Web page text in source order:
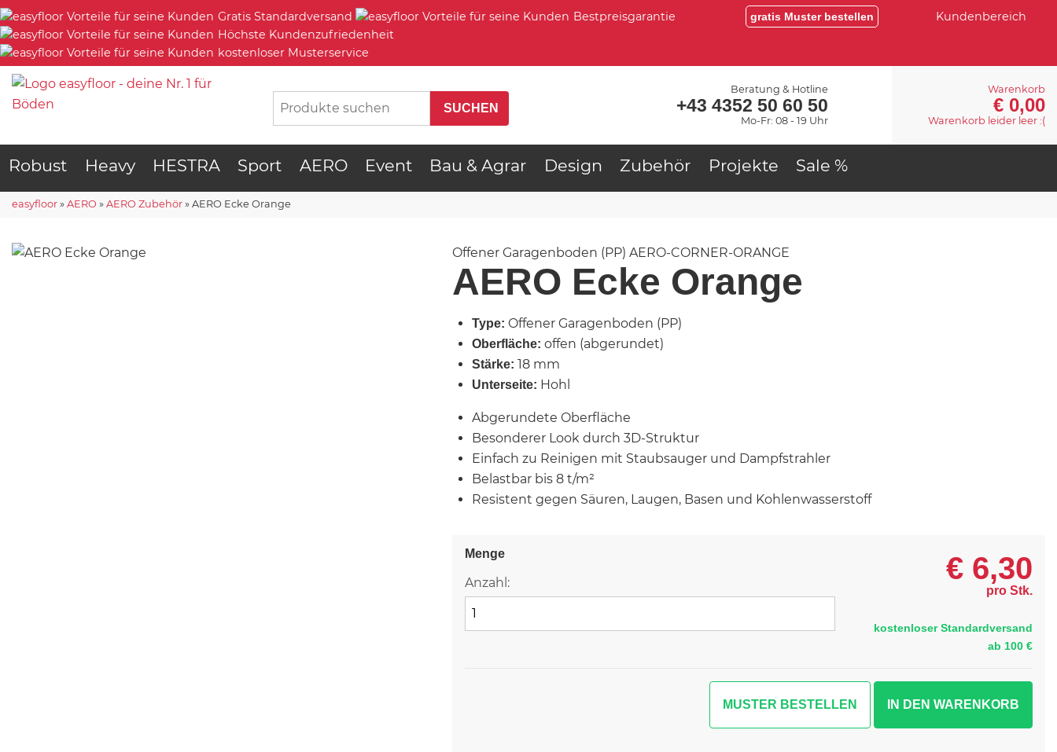
Gratis Standardversand
Bestpreisgarantie
Höchste Kundenzufriedenheit
kostenloser Musterservice
gratis Muster bestellen Kundenbereich
Beratung & Hotline
+43 4352 50 60 50
Mo-Fr: 08 - 19 Uhr
Warenkorb
€ 0,00
Warenkorb leider leer :(
Robust Heavy HESTRA Sport AERO Event Bau & Agrar Design Zubehör Projekte Sale %
easyfloor » AERO » AERO Zubehör » AERO Ecke Orange
Offener Garagenboden (PP) AERO-CORNER-ORANGE
AERO Ecke Orange
Type: Offener Garagenboden (PP)
Oberfläche: offen (abgerundet)
Stärke: 18 mm
Unterseite: Hohl
Abgerundete Oberfläche
Besonderer Look durch 3D-Struktur
Einfach zu Reinigen mit Staubsauger und Dampfstrahler
Belastbar bis 8 t/m²
Resistent gegen Säuren, Laugen, Basen und Kohlenwasserstoff
Menge
Anzahl: €6,30
pro Stk.
kostenloser Standardversand
ab 100 €
MUSTER BESTELLEN